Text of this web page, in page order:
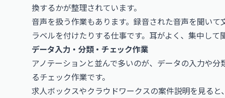
換するかが整理されています。
音声を扱う作業もあります。録音された音声を聞い
ラベルを付けたりする仕事です。耳がよく、集中して
データ入力・分類・チェック作業
アノテーションと並んで多いのが、データの入力や
るチェック作業です。
求人ボックスやクラウドワークスの案件説明を見る